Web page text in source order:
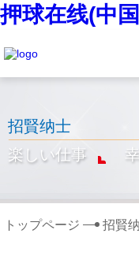
押球在线(中
招賢纳士
楽しい仕事
トップページ 招賢